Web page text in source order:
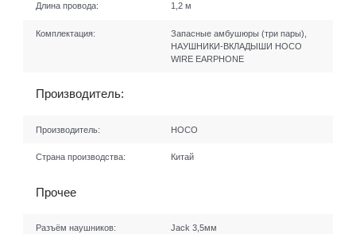
Длина провода: 1,2 м
Комплектация:
Запасные амбушюры (три пары),
НАУШНИКИ-ВКЛАДЫШИ HOCO
WIRE EARPHONE
Производитель:
Производитель: HOCO
Страна производства: Китай
Прочее
Разъём наушников: Jack 3,5мм